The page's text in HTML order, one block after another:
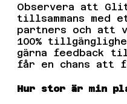
Observera att
tillsammans med
partners och att
100%
gärna feedback
får en chans att
Hur stor är min